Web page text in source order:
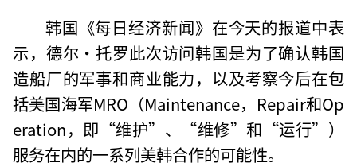
韩国《每日经济新闻》在今天的报道中表
示，德尔·托罗此次访问韩国是为了确认韩国
造船厂的军事和商业能力，以及考察今后在包
括美国海军MRO（Maintenance，Repair和Op
eration，即“维护”、“维修”和“运行”）
服务在内的一系列美韩合作的可能性。